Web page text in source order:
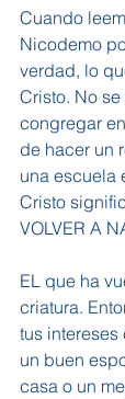
Cuando
Nicodemo
verdad, lo
Cristo. No
congregar
de hacer un
una escuela
Cristo
VOLVER A
EL que ha
criatura.
tus
un buen
casa o un